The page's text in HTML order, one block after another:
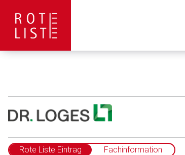
Rote Liste Eintrag Fachinformation